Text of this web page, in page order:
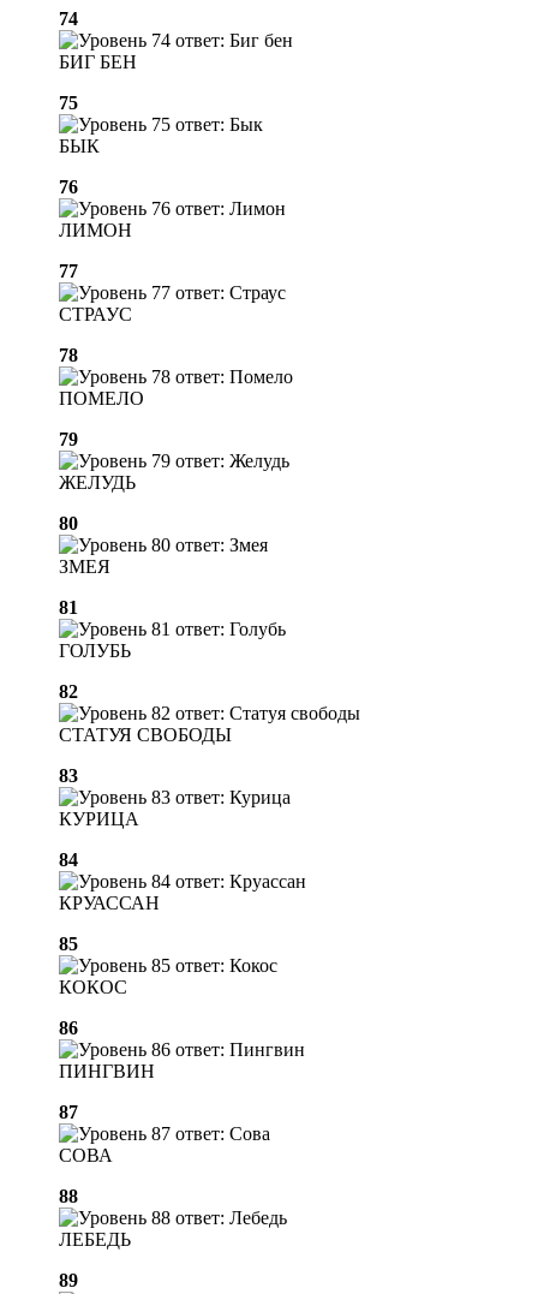
74
БИГ БЕН
75
БЫК
76
ЛИМОН
77
СТРАУС
78
ПОМЕЛО
79
ЖЕЛУДЬ
80
ЗМЕЯ
81
ГОЛУБЬ
82
СТАТУЯ СВОБОДЫ
83
КУРИЦА
84
КРУАССАН
85
КОКОС
86
ПИНГВИН
87
СОВА
88
ЛЕБЕДЬ
89